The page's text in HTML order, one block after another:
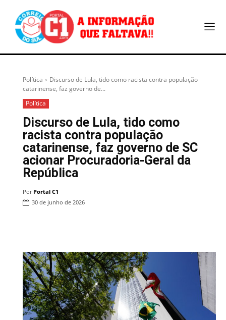
Política
Discurso de Lula, tido como racista contra população
catarinense, faz governo de...
Política
Discurso de Lula, tido como
racista contra população
catarinense, faz governo de SC
acionar Procuradoria-Geral da
República
Por Portal C1
30 de junho de 2026